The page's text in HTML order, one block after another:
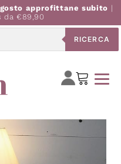
approfittane subito |
da €89,90
RICERCA